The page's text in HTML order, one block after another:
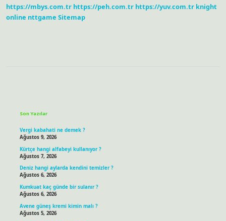
Şey
https://mbys.com.tr https://peh.com.tr https://yuv.com.tr knight
online nttgame Sitemap
Son Yazılar
Vergi kabahati ne demek ?
Ağustos 9, 2026
Kürtçe hangi alfabeyi kullanıyor ?
Ağustos 7, 2026
Deniz hangi aylarda kendini temizler ?
Ağustos 6, 2026
Kumkuat kaç günde bir sulanır ?
Ağustos 6, 2026
Avene güneş kremi kimin malı ?
Ağustos 5, 2026